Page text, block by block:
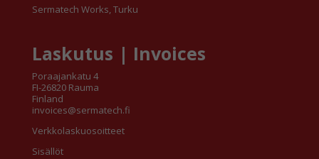
Sermatech Works, Turku
Laskutus | Invoices
Poraajankatu 4
FI-26820 Rauma
Finland
invoices@sermatech.fi
Verkkolaskuosoitteet
Sisällöt